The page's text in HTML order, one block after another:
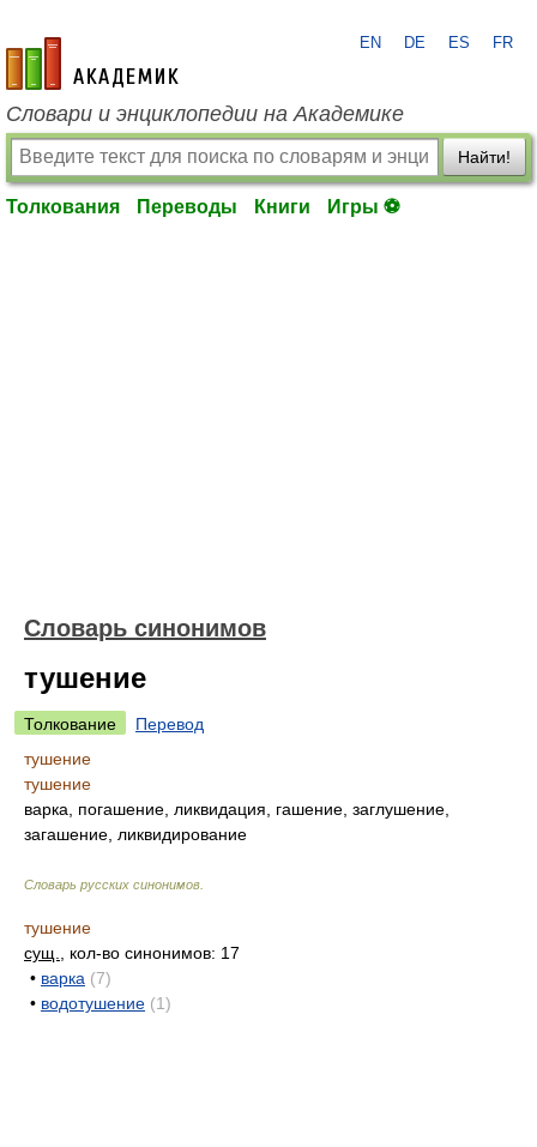
academic.ru
EN DE ES FR
Словари и энциклопедии на Академике
Найти!
Толкования Переводы Книги Игры ⚽
Словарь синонимов
тушение
Толкование
Перевод
тушение
тушение
варка, погашение, ликвидация, гашение, заглушение,
загашение, ликвидирование
Словарь русских синонимов
тушение
сущ.
, кол-во синонимов: 17
• варка (7)
• водотушение (1)